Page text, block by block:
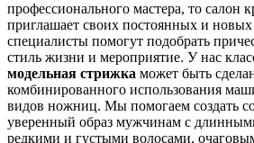
профессионального мастера, то салон
приглашает своих постоянных и
специалисты помогут подобрать
стиль жизни и мероприятие. У нас
модельная стрижка может быть
комбинированного использования
видов ножниц. Мы помогаем создать
уверенный образ мужчинам с
редкими и густыми волосами,